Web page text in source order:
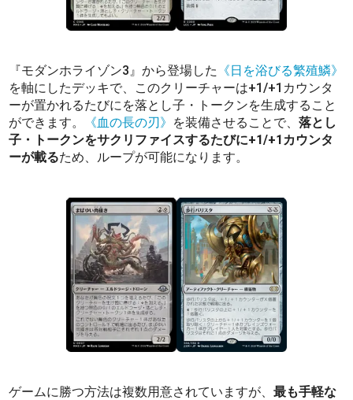
『モダンホライゾン3』から登場した 《日を浴びる繁殖鱗》
を軸にしたデッキで、このクリーチャーは+1/+1カウンタ
ーが置かれるたびにを落とし子・トークンを生成すること
ができます。
《血の長の刃》 を装備させることで、落とし
子・トークンをサクリファイスするたびに+1/+1カウンタ
ーが載るため、ループが可能になります。
ゲームに勝つ方法は複数用意されていますが、最も手軽な